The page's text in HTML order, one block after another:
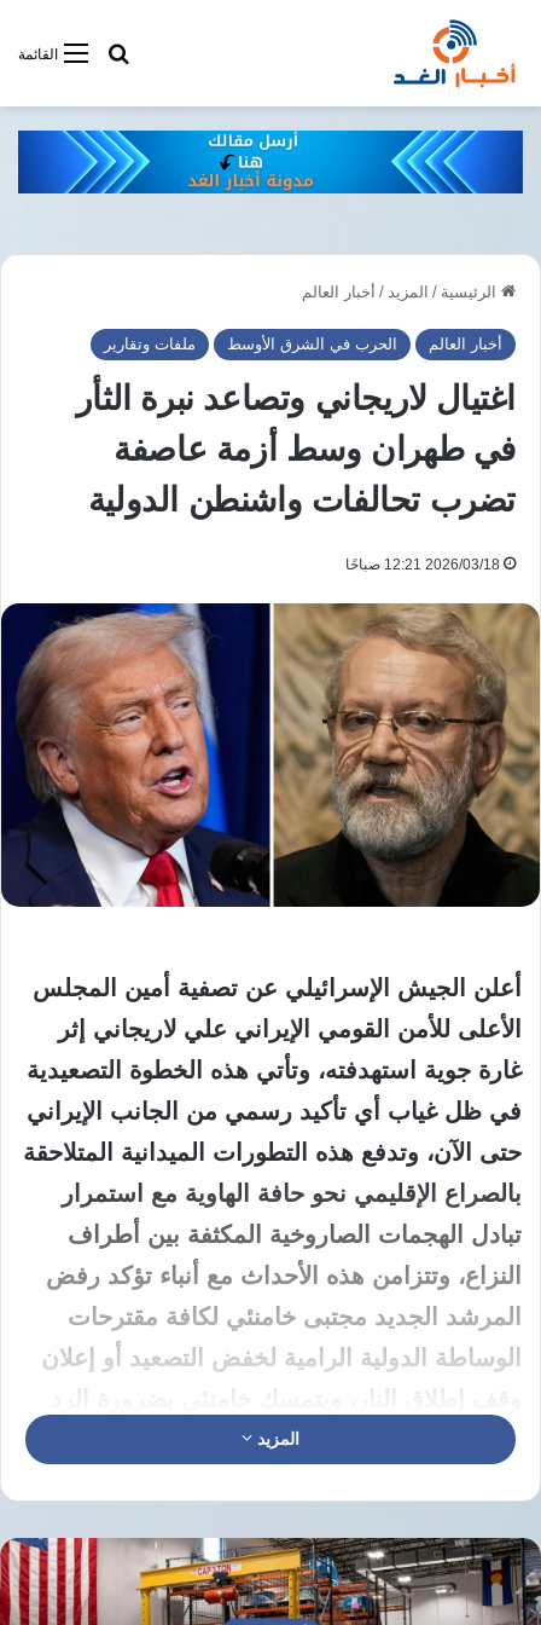
القائمةأبحت فى
الرئيسية / المزيد / أخبار العالم
أخبار العالم الحرب في الشرق الأوسط ملفات وتقارير
اغتيال لاريجاني وتصاعد نبرة الثأر
في طهران وسط أزمة عاصفة
تضرب تحالفات واشنطن الدولية
2026/03/18 12:21 صباحًا
أعلن الجيش الإسرائيلي عن تصفية أمين المجلس
الأعلى للأمن القومي الإيراني علي لاريجاني إثر
غارة جوية استهدفته، وتأتي هذه الخطوة التصعيدية
في ظل غياب أي تأكيد رسمي من الجانب الإيراني
حتى الآن، وتدفع هذه التطورات الميدانية المتلاحقة
بالصراع الإقليمي نحو حافة الهاوية مع استمرار
تبادل الهجمات الصاروخية المكثفة بين أطراف
النزاع، وتتزامن هذه الأحداث مع أنباء تؤكد رفض
المرشد الجديد مجتبى خامنئي لكافة مقترحات
الوساطة الدولية الرامية لخفض التصعيد أو إعلان
العسكري المباشر واستهداف المصالح الأمريكية
تتصاعد حدة الخلافات الدبلوماسية بين دونالد
المزيد